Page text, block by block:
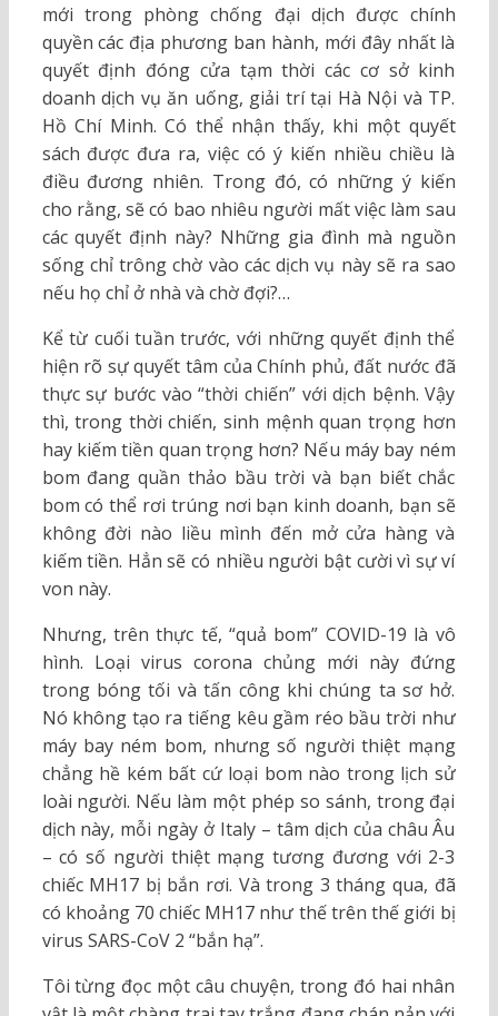
mới trong phòng chống đại dịch được chính
quyền các địa phương ban hành, mới đây nhất là
quyết định đóng cửa tạm thời các cơ sở kinh
doanh dịch vụ ăn uống, giải trí tại Hà Nội và TP.
Hồ Chí Minh. Có thể nhận thấy, khi một quyết
sách được đưa ra, việc có ý kiến nhiều chiều là
điều đương nhiên. Trong đó, có những ý kiến
cho rằng, sẽ có bao nhiêu người mất việc làm sau
các quyết định này? Những gia đình mà nguồn
sống chỉ trông chờ vào các dịch vụ này sẽ ra sao
nếu họ chỉ ở nhà và chờ đợi?…
Kể từ cuối tuần trước, với những quyết định thể
hiện rõ sự quyết tâm của Chính phủ, đất nước đã
thực sự bước vào “thời chiến” với dịch bệnh. Vậy
thì, trong thời chiến, sinh mệnh quan trọng hơn
hay kiếm tiền quan trọng hơn? Nếu máy bay ném
bom đang quần thảo bầu trời và bạn biết chắc
bom có thể rơi trúng nơi bạn kinh doanh, bạn sẽ
không đời nào liều mình đến mở cửa hàng và
kiếm tiền. Hẳn sẽ có nhiều người bật cười vì sự ví
von này.
Nhưng, trên thực tế, “quả bom” COVID-19 là vô
hình. Loại virus corona chủng mới này đứng
trong bóng tối và tấn công khi chúng ta sơ hở.
Nó không tạo ra tiếng kêu gầm réo bầu trời như
máy bay ném bom, nhưng số người thiệt mạng
chẳng hề kém bất cứ loại bom nào trong lịch sử
loài người. Nếu làm một phép so sánh, trong đại
dịch này, mỗi ngày ở Italy – tâm dịch của châu Âu
– có số người thiệt mạng tương đương với 2-3
chiếc MH17 bị bắn rơi. Và trong 3 tháng qua, đã
có khoảng 70 chiếc MH17 như thế trên thế giới bị
virus SARS-CoV 2 “bắn hạ”.
Tôi từng đọc một câu chuyện, trong đó hai nhân